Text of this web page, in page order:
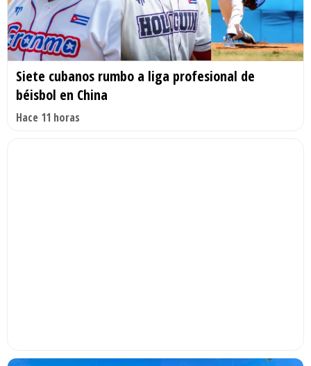
Siete cubanos rumbo a liga profesional de
béisbol en China
Hace 11 horas